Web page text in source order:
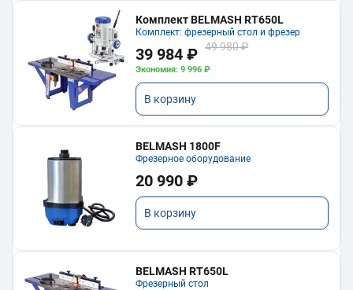
Комплект BELMASH RT650L
Комплект: фрезерный стол и фрезер
39 984 ₽ 49 980 ₽
Экономия: 9 996 ₽
В корзину
BELMASH 1800F
Фрезерное оборудование
20 990 ₽
В корзину
BELMASH RT650L
Фрезерный стол